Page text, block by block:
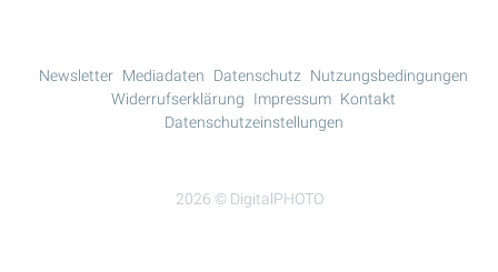
2026 © DigitalPHOTO
Newsletter Mediadaten Datenschutz
Nutzungsbedingungen
Widerrufserklärung
Impressum Kontakt
Datenschutzeinstellungen